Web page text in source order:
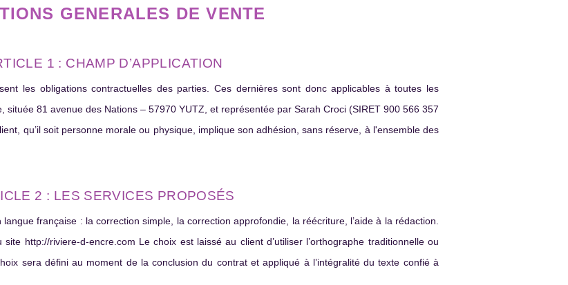
GENERALES DE VENTE
1 : CHAMP D’APPLICATION
les obligations contractuelles des parties. Ces dernières sont donc applicables à toutes les
située 81 avenue des Nations – 57970 YUTZ, et représentée par Sarah Croci (SIRET 900 566 357
qu’il soit personne morale ou physique, implique son adhésion, sans réserve, à l'ensemble des
2 : LES SERVICES PROPOSÉS
française : la correction simple, la correction approfondie, la réécriture, l’aide à la rédaction.
http://riviere-d-encre.com Le choix est laissé au client d’utiliser l’orthographe traditionnelle ou
sera défini au moment de la conclusion du contrat et appliqué à l’intégralité du texte confié à